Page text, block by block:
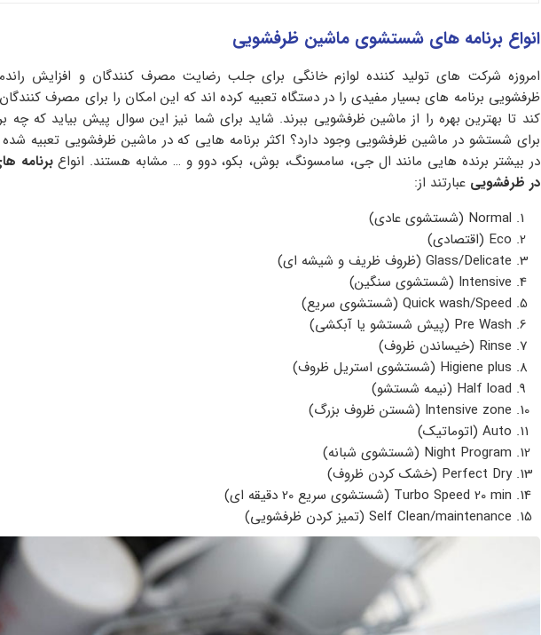
انواع برنامه های شستشوی ماشین ظرفشویی
امروزه شرکت های تولید کننده لوازم خانگی برای جلب رضایت مصرف کنندگان و افزایش
ظرفشویی برنامه های بسیار مفیدی را در دستگاه تعبیه کرده اند که این امکان را برای مصرف
کند تا بهترین بهره را از ماشین ظرفشویی ببرند. شاید برای شما نیز این سوال پیش بیاید که چه
برای شستشو در ماشین ظرفشویی وجود دارد؟ اکثر برنامه هایی که در ماشین ظرفشویی تعبیه شده
در بیشتر برنده هایی مانند ال جی، سامسونگ، بوش، بکو، دوو و … مشابه هستند. انواعبرنامه
در ظرفشویی عبارتند از:
Normal (شستشوی عادی)
Eco (اقتصادی)
Glass/Delicate (ظروف ظریف و شیشه ای)
Intensive (شستشوی سنگین)
Quick wash/Speed (شستشوی سریع)
Pre Wash (پیش شستشو یا آبکشی)
Rinse (خیساندن ظروف)
Higiene plus (شستشوی استریل ظروف)
Half load (نیمه شستشو)
Intensive zone (شستن ظروف بزرگ)
Auto (اتوماتیک)
Night Program (شستشوی شبانه)
Perfect Dry (خشک کردن ظروف)
Turbo Speed 20 min (شستشوی سریع 20 دقیقه ای)
Self Clean/maintenance (تمیز کردن ظرفشویی)